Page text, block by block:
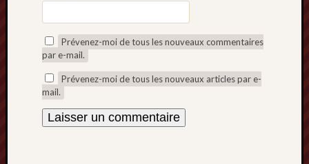
Prévenez-moi de tous les nouveaux commentaires
par e-mail.
Prévenez-moi de tous les nouveaux articles par e-
mail.